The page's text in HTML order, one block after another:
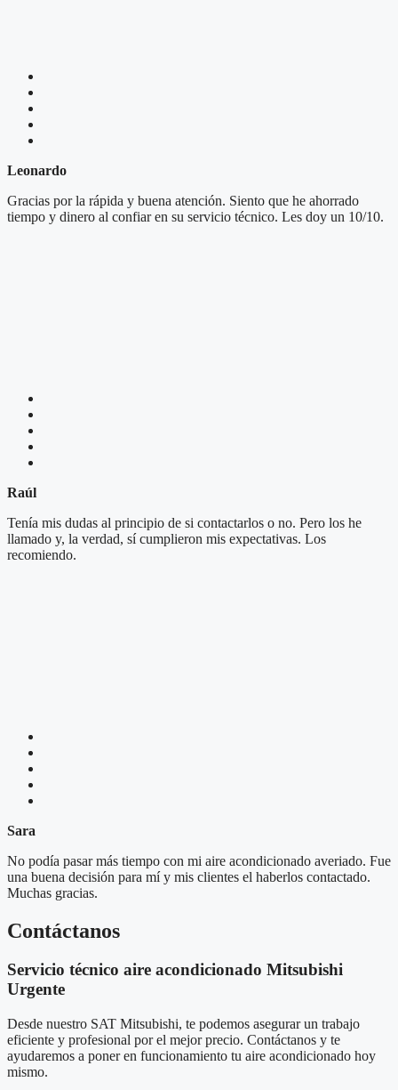
Leonardo
Gracias por la rápida y buena atención. Siento que he ahorrado
tiempo y dinero al confiar en su servicio técnico. Les doy un 10/10.
Raúl
Tenía mis dudas al principio de si contactarlos o no. Pero los he
llamado y, la verdad, sí cumplieron mis expectativas. Los
recomiendo.
Sara
No podía pasar más tiempo con mi aire acondicionado averiado. Fue
una buena decisión para mí y mis clientes el haberlos contactado.
Muchas gracias.
Contáctanos
Servicio técnico aire acondicionado Mitsubishi
Urgente
Desde nuestro SAT Mitsubishi, te podemos asegurar un trabajo
eficiente y profesional por el mejor precio. Contáctanos y te
ayudaremos a poner en funcionamiento tu aire acondicionado hoy
mismo.